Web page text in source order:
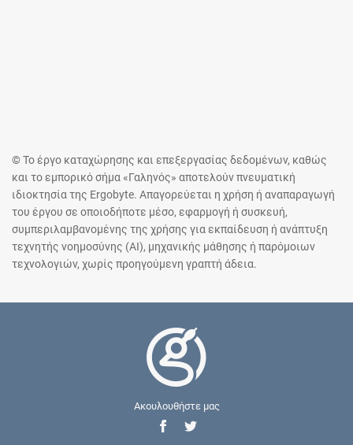
© Το έργο καταχώρησης και επεξεργασίας δεδομένων, καθώς
και το εμπορικό σήμα «Γαληνός» αποτελούν πνευματική
ιδιοκτησία της Ergobyte. Απαγορεύεται η χρήση ή αναπαραγωγή
του έργου σε οποιοδήποτε μέσο, εφαρμογή ή συσκευή,
συμπεριλαμβανομένης της χρήσης για εκπαίδευση ή ανάπτυξη
τεχνητής νοημοσύνης (AI), μηχανικής μάθησης ή παρόμοιων
τεχνολογιών, χωρίς προηγούμενη γραπτή άδεια.
Ακουλουθήστε μας